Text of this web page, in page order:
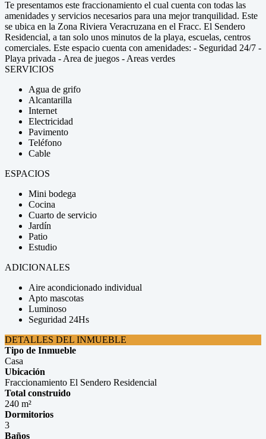
Te presentamos este fraccionamiento el cual cuenta con todas las
amenidades y servicios necesarios para una mejor tranquilidad. Este
se ubica en la Zona Riviera Veracruzana en el Fracc. El Sendero
Residencial, a tan solo unos minutos de la playa, escuelas, centros
comerciales. Este espacio cuenta con amenidades: - Seguridad 24/7 -
Playa privada - Area de juegos - Areas verdes
SERVICIOS
Agua de grifo
Alcantarilla
Internet
Electricidad
Pavimento
Teléfono
Cable
ESPACIOS
Mini bodega
Cocina
Cuarto de servicio
Jardín
Patio
Estudio
ADICIONALES
Aire acondicionado individual
Apto mascotas
Luminoso
Seguridad 24Hs
DETALLES DEL INMUEBLE
Tipo de Inmueble
Casa
Ubicación
Fraccionamiento El Sendero Residencial
Total construido
240 m²
Dormitorios
3
Baños